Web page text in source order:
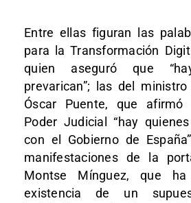
Entre ellas figuran las
para la Transformación
quien aseguró que
prevarican”; las del
Óscar Puente, que afirmó
Poder Judicial “hay
con el Gobierno de
manifestaciones de la
Montse Mínguez, que
existencia de un